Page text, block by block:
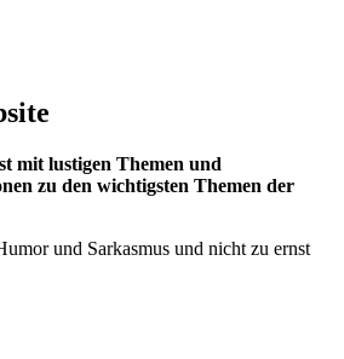
mit lustigen Themen und
zu den wichtigsten Themen der
und Sarkasmus und nicht zu ernst